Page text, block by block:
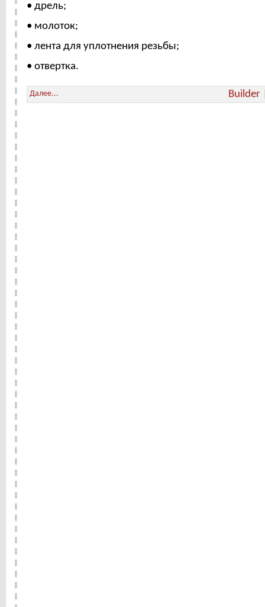
• дрель;
• молоток;
• лента для уплотнения резьбы;
• отвертка.
Далее... Builder